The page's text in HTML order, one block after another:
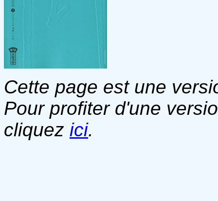
Cette page est une
Pour profiter d'une
cliquez ici.